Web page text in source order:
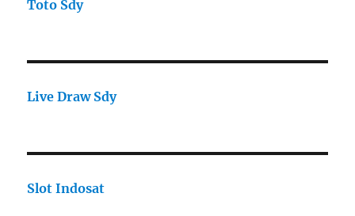
Toto Sdy
Live Draw Sdy
Slot Indosat